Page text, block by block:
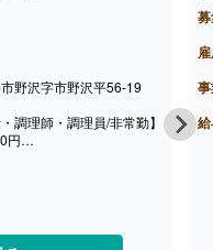
野沢字市野沢平56-19
調理師・調理員/非常勤】
円